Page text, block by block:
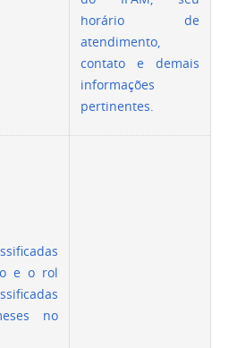
horário de
atendimento,
contato e demais
informações
pertinentes.
e o rol
no